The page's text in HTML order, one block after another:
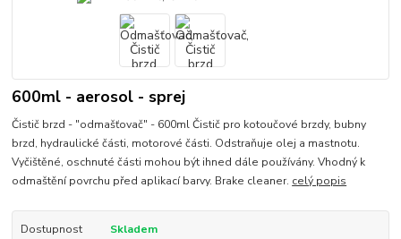
600ml - aerosol - sprej
Čistič brzd - "odmašťovač" - 600ml Čistič pro kotoučové brzdy, bubny
brzd, hydraulické části, motorové části. Odstraňuje olej a mastnotu.
Vyčištěné, oschnuté části mohou být ihned dále používány. Vhodný k
odmaštění povrchu před aplikací barvy. Brake cleaner. celý popis
Dostupnost Skladem